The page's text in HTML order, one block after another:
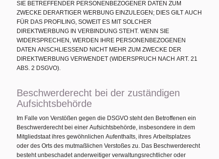
SIE BETREFFENDER PERSONENBEZOGENER DATEN ZUM
ZWECKE DERARTIGER WERBUNG EINZULEGEN; DIES GILT AUCH
FÜR DAS PROFILING, SOWEIT ES MIT SOLCHER
DIREKTWERBUNG IN VERBINDUNG STEHT. WENN SIE
WIDERSPRECHEN, WERDEN IHRE PERSONENBEZOGENEN
DATEN ANSCHLIESSEND NICHT MEHR ZUM ZWECKE DER
DIREKTWERBUNG VERWENDET (WIDERSPRUCH NACH ART. 21
ABS. 2 DSGVO).
Beschwerde­recht bei der zuständigen
Aufsichts­behörde
Im Falle von Verstößen gegen die DSGVO steht den Betroffenen ein
Beschwerderecht bei einer Aufsichtsbehörde, insbesondere in dem
Mitgliedstaat ihres gewöhnlichen Aufenthalts, ihres Arbeitsplatzes
oder des Orts des mutmaßlichen Verstoßes zu. Das Beschwerderecht
besteht unbeschadet anderweitiger verwaltungsrechtlicher oder